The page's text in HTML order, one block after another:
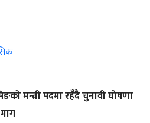
मन्त्री पदमा रहँदै चुनावी घोषणा